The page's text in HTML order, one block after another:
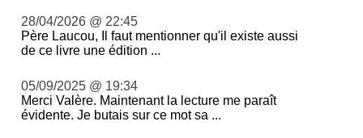
28/04/2026 @ 22:45
Père Laucou, Il faut mentionner qu'il existe aussi
de ce livre une édition ...
05/09/2025 @ 19:34
Merci Valère. Maintenant la lecture me paraît
évidente. Je butais sur ce mot sa ...